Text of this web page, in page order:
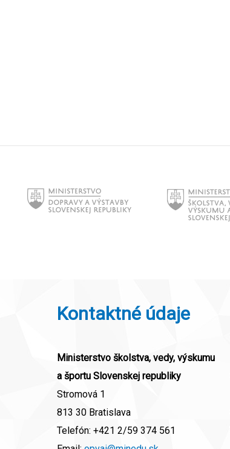
Kontaktné údaje
Ministerstvo školstva, vedy, výskumu
a športu Slovenskej republiky
Stromová 1
813 30 Bratislava
Telefón: +421 2/59 374 561